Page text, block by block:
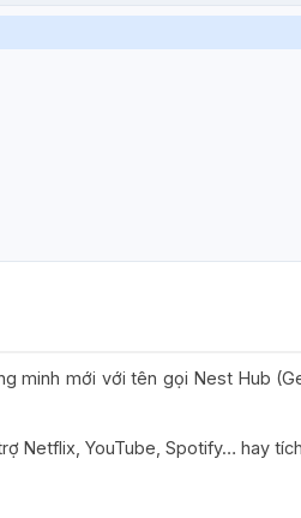
minh mới với tên gọi Nest Hub
Netflix, YouTube, Spotify… hay